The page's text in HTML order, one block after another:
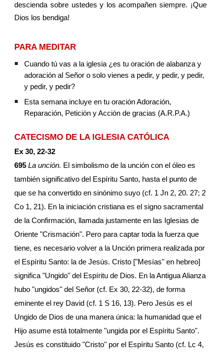
descienda sobre ustedes y los acompañen siempre. ¡Que
Dios los bendiga!
PARA MEDITAR
Cuando tú vas a la iglesia ¿es tu oración de alabanza y
adoración al Señor o solo vienes a pedir, y pedir, y pedir,
y pedir, y pedir?
Esta semana incluye en tu oración Adoración,
Reparación, Petición y Acción de gracias (A.R.P.A.)
CATECISMO DE LA IGLESIA CATÓLICA
Ex 30, 22-32
695 La unción. El simbolismo de la unción con el óleo es
también significativo del Espíritu Santo, hasta el punto de
que se ha convertido en sinónimo suyo (cf. 1 Jn 2, 20. 27; 2
Co 1, 21). En la iniciación cristiana es el signo sacramental
de la Confirmación, llamada justamente en las Iglesias de
Oriente "Crismación". Pero para captar toda la fuerza que
tiene, es necesario volver a la Unción primera realizada por
el Espíritu Santo: la de Jesús. Cristo ["Mesías" en hebreo]
significa "Ungido" del Espíritu de Dios. En la Antigua Alianza
hubo "ungidos" del Señor (cf. Ex 30, 22-32), de forma
eminente el rey David (cf. 1 S 16, 13). Pero Jesús es el
Ungido de Dios de una manera única: la humanidad que el
Hijo asume está totalmente "ungida por el Espíritu Santo".
Jesús es constituido "Cristo" por el Espíritu Santo (cf. Lc 4,